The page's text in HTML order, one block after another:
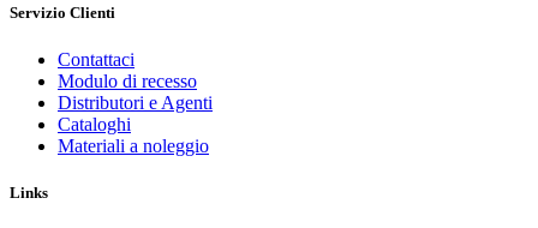
Servizio Clienti
Contattaci
Modulo di recesso
Distributori e Agenti
Cataloghi
Materiali a noleggio
Links